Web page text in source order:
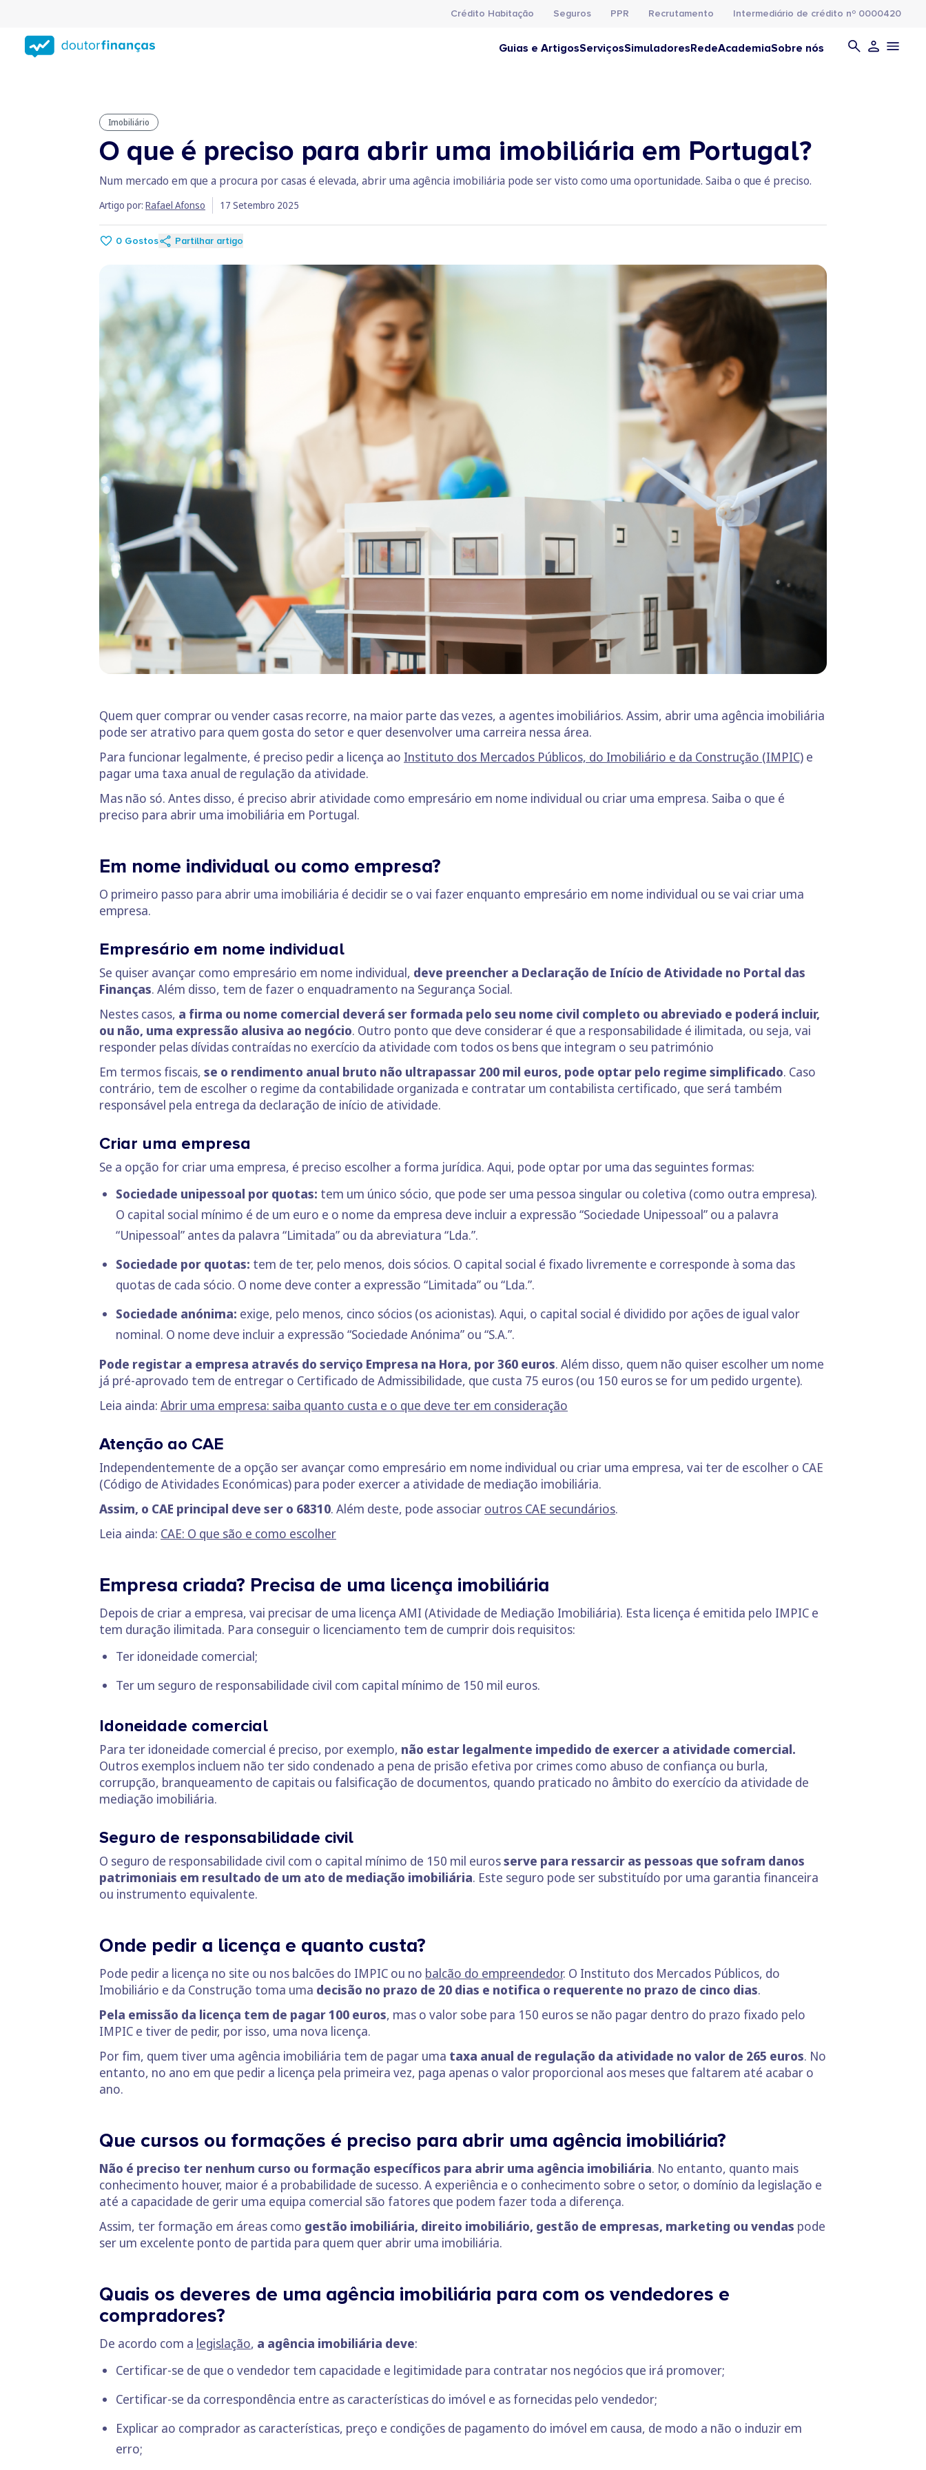
conteúdo
principal
Crédito Habitação Seguros PPR Recrutamento Intermediário de crédito nº 0000420
Guias e ArtigosServiçosSimuladoresRedeAcademiaSobre nós
Imobiliário
O que é preciso para abrir uma imobiliária em Portugal?
Num mercado em que a procura por casas é elevada, abrir uma agência imobiliária pode ser visto como uma oportunidade. Saiba o que é preciso.
Artigo por: Rafael Afonso 17 Setembro 2025
0 Gostos Partilhar artigo
Quem quer comprar ou vender casas recorre, na maior parte das vezes, a agentes imobiliários. Assim, abrir uma agência imobiliária
pode ser atrativo para quem gosta do setor e quer desenvolver uma carreira nessa área.
Para funcionar legalmente, é preciso pedir a licença ao Instituto dos Mercados Públicos, do Imobiliário e da Construção (IMPIC) e
pagar uma taxa anual de regulação da atividade.
Mas não só. Antes disso, é preciso abrir atividade como empresário em nome individual ou criar uma empresa. Saiba o que é
preciso para abrir uma imobiliária em Portugal.
Em nome individual ou como empresa?
O primeiro passo para abrir uma imobiliária é decidir se o vai fazer enquanto empresário em nome individual ou se vai criar uma
empresa.
Empresário em nome individual
Se quiser avançar como empresário em nome individual, deve preencher a Declaração de Início de Atividade no Portal das
Finanças. Além disso, tem de fazer o enquadramento na Segurança Social.
Nestes casos, a firma ou nome comercial deverá ser formada pelo seu nome civil completo ou abreviado e poderá incluir,
ou não, uma expressão alusiva ao negócio. Outro ponto que deve considerar é que a responsabilidade é ilimitada, ou seja, vai
responder pelas dívidas contraídas no exercício da atividade com todos os bens que integram o seu património
Em termos fiscais, se o rendimento anual bruto não ultrapassar 200 mil euros, pode optar pelo regime simplificado. Caso
contrário, tem de escolher o regime da contabilidade organizada e contratar um contabilista certificado, que será também
responsável pela entrega da declaração de início de atividade.
Criar uma empresa
Se a opção for criar uma empresa, é preciso escolher a forma jurídica. Aqui, pode optar por uma das seguintes formas:
Sociedade unipessoal por quotas: tem um único sócio, que pode ser uma pessoa singular ou coletiva (como outra empresa).
O capital social mínimo é de um euro e o nome da empresa deve incluir a expressão “Sociedade Unipessoal” ou a palavra
“Unipessoal” antes da palavra “Limitada” ou da abreviatura “Lda.”.
Sociedade por quotas: tem de ter, pelo menos, dois sócios. O capital social é fixado livremente e corresponde à soma das
quotas de cada sócio. O nome deve conter a expressão “Limitada” ou “Lda.”.
Sociedade anónima: exige, pelo menos, cinco sócios (os acionistas). Aqui, o capital social é dividido por ações de igual valor
nominal. O nome deve incluir a expressão “Sociedade Anónima” ou “S.A.”.
Pode registar a empresa através do serviço Empresa na Hora, por 360 euros. Além disso, quem não quiser escolher um nome
já pré-aprovado tem de entregar o Certificado de Admissibilidade, que custa 75 euros (ou 150 euros se for um pedido urgente).
Leia ainda: Abrir uma empresa: saiba quanto custa e o que deve ter em consideração
Atenção ao CAE
Independentemente de a opção ser avançar como empresário em nome individual ou criar uma empresa, vai ter de escolher o CAE
(Código de Atividades Económicas) para poder exercer a atividade de mediação imobiliária.
Assim, o CAE principal deve ser o 68310. Além deste, pode associar outros CAE secundários.
Leia ainda: CAE: O que são e como escolher
Empresa criada? Precisa de uma licença imobiliária
Depois de criar a empresa, vai precisar de uma licença AMI (Atividade de Mediação Imobiliária). Esta licença é emitida pelo IMPIC e
tem duração ilimitada. Para conseguir o licenciamento tem de cumprir dois requisitos:
Ter idoneidade comercial;
Ter um seguro de responsabilidade civil com capital mínimo de 150 mil euros.
Idoneidade comercial
Para ter idoneidade comercial é preciso, por exemplo, não estar legalmente impedido de exercer a atividade comercial.
Outros exemplos incluem não ter sido condenado a pena de prisão efetiva por crimes como abuso de confiança ou burla,
corrupção, branqueamento de capitais ou falsificação de documentos, quando praticado no âmbito do exercício da atividade de
mediação imobiliária.
Seguro de responsabilidade civil
O seguro de responsabilidade civil com o capital mínimo de 150 mil eurosserve para ressarcir as pessoas que sofram danos
patrimoniais em resultado de um ato de mediação imobiliária. Este seguro pode ser substituído por uma garantia financeira
ou instrumento equivalente.
Onde pedir a licença e quanto custa?
Pode pedir a licença no site ou nos balcões do IMPIC ou no balcão do empreendedor. O Instituto dos Mercados Públicos, do
Imobiliário e da Construção toma uma decisão no prazo de 20 dias e notifica o requerente no prazo de cinco dias.
Pela emissão da licença tem de pagar 100 euros, mas o valor sobe para 150 euros se não pagar dentro do prazo fixado pelo
IMPIC e tiver de pedir, por isso, uma nova licença.
Por fim, quem tiver uma agência imobiliária tem de pagar uma taxa anual de regulação da atividade no valor de 265 euros. No
entanto, no ano em que pedir a licença pela primeira vez, paga apenas o valor proporcional aos meses que faltarem até acabar o
ano.
Que cursos ou formações é preciso para abrir uma agência imobiliária?
Não é preciso ter nenhum curso ou formação específicos para abrir uma agência imobiliária. No entanto, quanto mais
conhecimento houver, maior é a probabilidade de sucesso. A experiência e o conhecimento sobre o setor, o domínio da legislação e
até a capacidade de gerir uma equipa comercial são fatores que podem fazer toda a diferença.
Assim, ter formação em áreas como gestão imobiliária, direito imobiliário, gestão de empresas, marketing ou vendas pode
ser um excelente ponto de partida para quem quer abrir uma imobiliária.
Quais os deveres de uma agência imobiliária para com os vendedores e
compradores?
De acordo com a legislação, a agência imobiliária deve:
Certificar-se de que o vendedor tem capacidade e legitimidade para contratar nos negócios que irá promover;
Certificar-se da correspondência entre as características do imóvel e as fornecidas pelo vendedor;
Explicar ao comprador as características, preço e condições de pagamento do imóvel em causa, de modo a não o induzir em
erro;